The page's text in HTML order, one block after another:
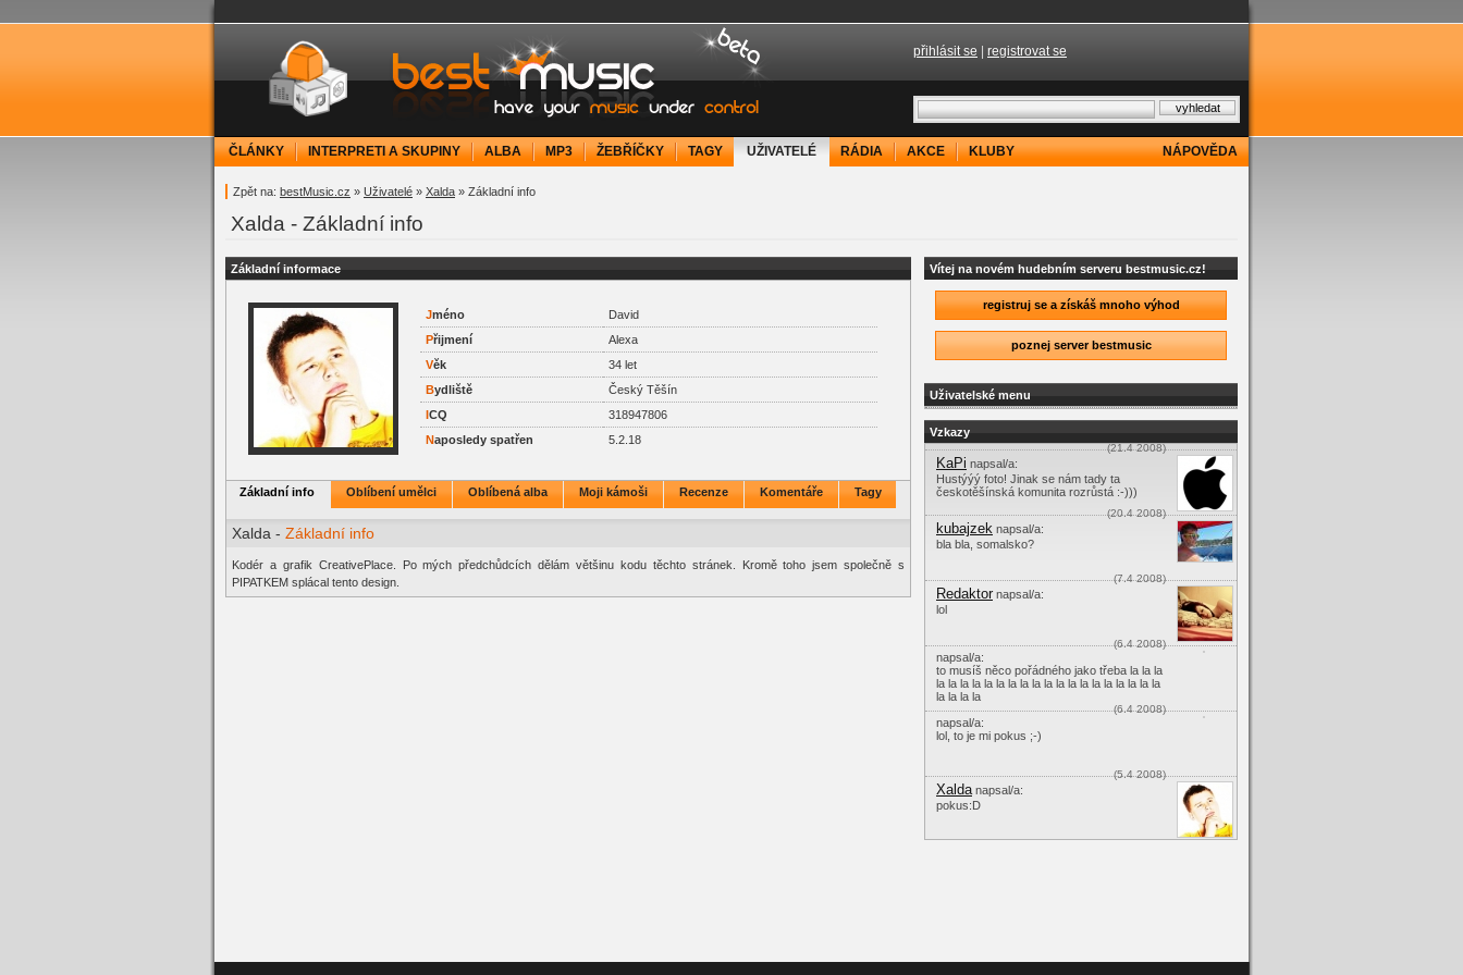
bestMusic.cz - Have your music under control
přihlásit se registrovat se
ČLÁNKY INTERPRETI A SKUPINY ALBA MP3 ŽEBŘÍČKY TAGY UŽIVATELÉ RÁDIA AKCE KLUBY NÁPOVĚDA
Zpět na: bestMusic.cz » Uživatelé » Xalda » Základní info
Xalda - Základní info
Základní informace
Jméno
David
Přijmení
Alexa
Věk
34 let
Bydliště
Český Těšín
ICQ
318947806
Naposledy spatřen 5.2.18
Základní info Oblíbení umělci Oblíbená alba Moji kámoši Recenze Komentáře Tagy
Xalda - Základní info
Kodér a grafik CreativePlace. Po mých předchůdcích dělám většinu kodu těchto stránek. Kromě toho jsem společně s
PIPATKEM splácal tento design.
Vítej na novém hudebním serveru bestmusic.cz!
registruj se a získáš mnoho výhod
poznej server bestmusic
Uživatelské menu
Vzkazy
KaPi napsal/a:
(21.4 2008)
Hustýýý foto! Jinak se nám tady ta
českotěšínská komunita rozrůstá :-)))
kubajzek napsal/a:
(20.4 2008)
bla bla, somalsko?
Redaktor napsal/a:
(7.4 2008)
lol
napsal/a:
(6.4 2008)
to musíš něco pořádného jako třeba la la la
la la la la la la la la la la la la la la la la la la la
la la la la
napsal/a:
(6.4 2008)
lol, to je mi pokus ;-)
Xalda napsal/a:
(5.4 2008)
pokus:D